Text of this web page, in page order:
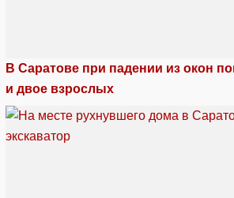
В Саратове при падении из окон
и двое взрослых